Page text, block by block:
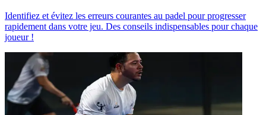
Identifiez et évitez les erreurs courantes au padel pour progresser
rapidement dans votre jeu. Des conseils indispensables pour chaque
joueur !